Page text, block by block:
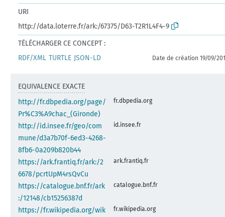
URI
http://data.loterre.fr/ark:/67375/D63-T2R1L4F4-9
TÉLÉCHARGER CE CONCEPT :
RDF/XML TURTLE JSON-LD Date de création 19/09/
EQUIVALENCE EXACTE
http://fr.dbpedia.org/page/
Pr%C3%A9chac_(Gironde)
fr.dbpedia.org
http://id.insee.fr/geo/com
mune/d3a7b70f-6ed3-4268-
8fb6-0a209b820b44
id.insee.fr
https://ark.frantiq.fr/ark:/2
6678/pcrtUpM4rsQvCu
ark.frantiq.fr
https://catalogue.bnf.fr/ark
:/12148/cb15256387d
catalogue.bnf.fr
https://fr.wikipedia.org/wik
fr.wikipedia.org